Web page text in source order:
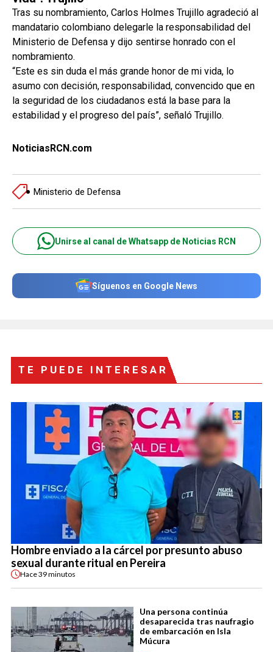
Tras su nombramiento, Carlos Holmes Trujillo agradeció al
mandatario colombiano delegarle la responsabilidad del
Ministerio de Defensa y dijo sentirse honrado con el
nombramiento.
“Este es sin duda el más grande honor de mi vida, lo
asumo con decisión, responsabilidad, convencido que en
la seguridad de los ciudadanos está la base para la
estabilidad y el progreso del país”, señaló Trujillo.
NoticiasRCN.com
Ministerio de Defensa
Unirse al canal de Whatsapp de Noticias RCN
Síguenos en Google News
TE PUEDE INTERESAR
Hombre enviado a la cárcel por presunto abuso
sexual durante ritual en Pereira
Hace39 minutos
Una persona continúa
desaparecida tras naufragio
de embarcación en Isla
Múcura